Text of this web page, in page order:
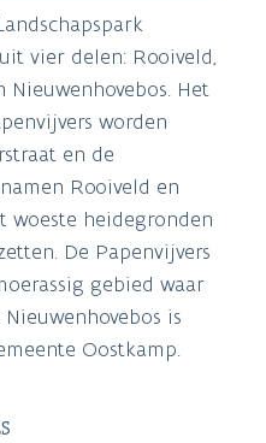
vier delen: Rooiveld,
Nieuwenhovebos. Het
worden
en de
Rooiveld en
woeste heidegronden
De Papenvijvers
gebied waar
is
Oostkamp.